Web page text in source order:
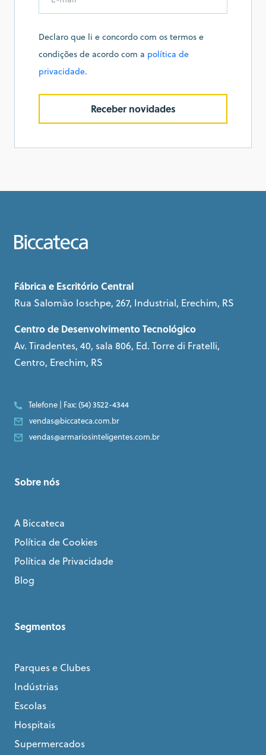
Declaro que li e concordo com os termos e
condições de acordo com a política de
privacidade.
Receber novidades
Fábrica e Escritório Central
Rua Salomão Ioschpe, 267, Industrial, Erechim, RS
Centro de Desenvolvimento Tecnológico
Av. Tiradentes, 40, sala 806, Ed. Torre di Fratelli,
Centro, Erechim, RS
Telefone | Fax: (54) 3522-4344
vendas@biccateca.com.br
vendas@armariosinteligentes.com.br
Sobre nós
A Biccateca
Política de Cookies
Política de Privacidade
Blog
Segmentos
Parques e Clubes
Indústrias
Escolas
Hospitais
Supermercados